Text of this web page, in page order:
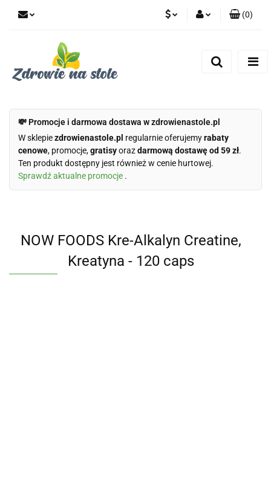
(0)
💸 Promocje i darmowa dostawa w zdrowienastole.pl
W sklepiezdrowienastole.pl regularnie oferujemyrabaty
cenowe, promocje,gratisyorazdarmową dostawę od 59 zł.
Ten produkt dostępny jest również w cenie hurtowej.
Sprawdź aktualne promocje .
NOW FOODS Kre-Alkalyn Creatine,
Kreatyna - 120 caps